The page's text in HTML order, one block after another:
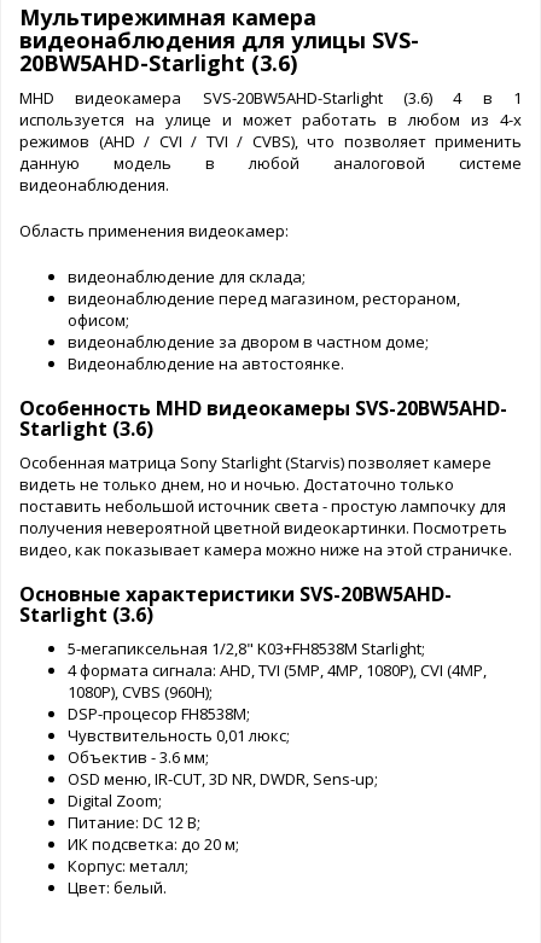
Мультирежимная камера
видеонаблюдения для улицы SVS-
20BW5AHD-Starlight (3.6)
MHD видеокамера SVS-20BW5AHD-Starlight (3.6) 4 в 1
используется на улице и может работать в любом из 4-х
режимов (AHD / CVI / TVI / CVBS), что позволяет применить
данную модель в любой аналоговой системе
видеонаблюдения.
Область применения видеокамер:
видеонаблюдение для склада;
видеонаблюдение перед магазином, рестораном,
офисом;
видеонаблюдение за двором в частном доме;
Видеонаблюдение на автостоянке.
Особенность MHD видеокамеры SVS-20BW5AHD-
Starlight (3.6)
Особенная матрица Sony Starlight (Starvis) позволяет камере
видеть не только днем, но и ночью. Достаточно только
поставить небольшой источник света - простую лампочку для
получения невероятной цветной видеокартинки. Посмотреть
видео, как показывает камера можно ниже на этой страничке.
Основные характеристики SVS-20BW5AHD-
Starlight (3.6)
5-мегапиксельная 1/2,8" K03+FH8538M Starlight;
4 формата сигнала: AHD, TVI (5MP, 4MP, 1080P), CVI (4MP,
1080P), CVBS (960Н);
DSP-процесор FH8538M;
Чувствительность 0,01 люкс;
Объектив - 3.6 мм;
OSD меню, IR-CUT, 3D NR, DWDR, Sens-up;
Digital Zoom;
Питание: DC 12 В;
ИК подсветка: до 20 м;
Корпус: металл;
Цвет: белый.